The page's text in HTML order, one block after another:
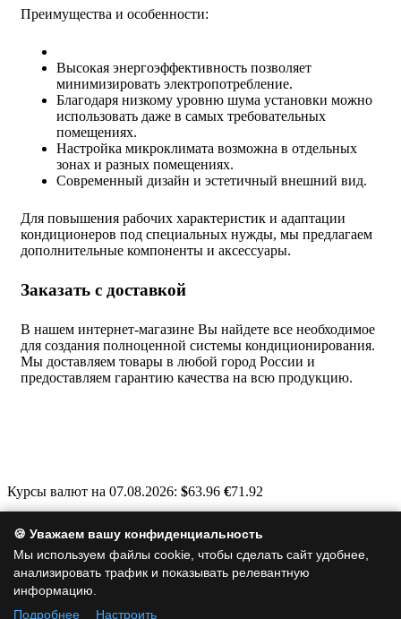
Преимущества и особенности:
Высокая энергоэффективность позволяет
минимизировать электропотребление.
Благодаря низкому уровню шума установки можно
использовать даже в самых требовательных
помещениях.
Настройка микроклимата возможна в отдельных
зонах и разных помещениях.
Современный дизайн и эстетичный внешний вид.
Для повышения рабочих характеристик и адаптации
кондиционеров под специальных нужды, мы предлагаем
дополнительные компоненты и аксессуары.
Заказать с доставкой
В нашем интернет-магазине Вы найдете все необходимое
для создания полноценной системы кондиционирования.
Мы доставляем товары в любой город России и
предоставляем гарантию качества на всю продукцию.
Курсы валют на 07.08.2026: $63.96 €71.92
+7 (495) 128-19-35
🍪 Уважаем вашу конфиденциальность
Мы используем файлы cookie, чтобы сделать сайт удобнее,
анализировать трафик и показывать релевантную
информацию.
Подробнее
Настроить